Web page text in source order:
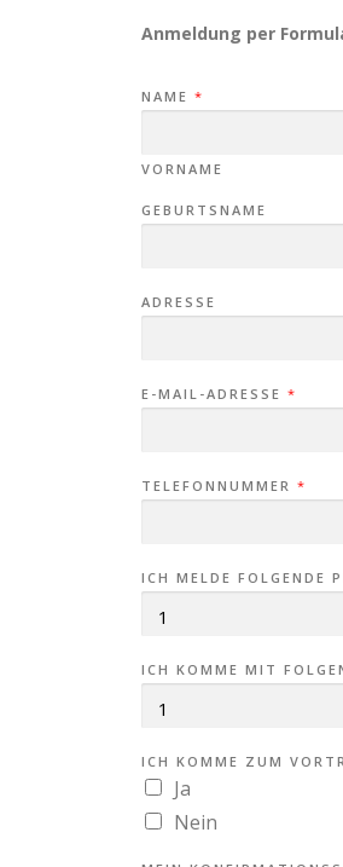
Anmeldung per
NAME *
VORNAME
GEBURTSNAME
ADRESSE
E-MAIL-ADRESSE *
TELEFONNUMMER *
O
I
B
E
L
E
ICH MELDE FOLGENDE
ICH KOMME MIT
ICH KOMME ZUM
Ja
Nein